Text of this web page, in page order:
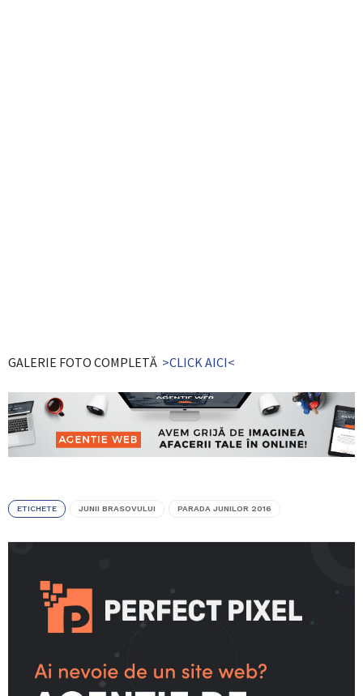
GALERIE FOTO COMPLETĂ >CLICK AICI<
ETICHETE JUNII BRASOVULUI PARADA JUNILOR 2016